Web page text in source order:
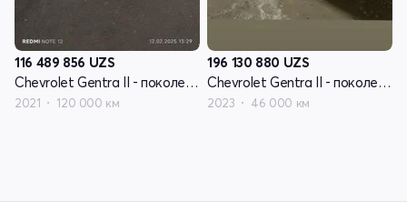
116 489 856 UZS
Chevrolet Gentra II - поколение
2021 120 000 км
196 130 880 UZS
Chevrolet Gentra II - поколение
2023 46 000 км